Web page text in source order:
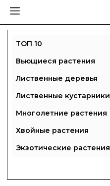
ТОП 10
Вьющиеся растения
Лиственные деревья
Лиственные кустарники
Многолетние растения
Хвойные растения
Экзотические растения